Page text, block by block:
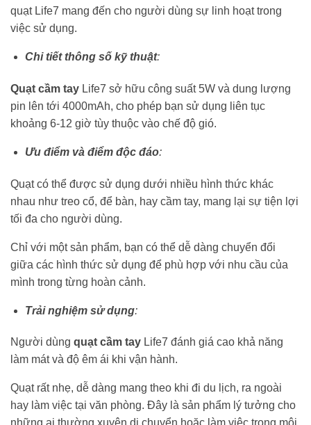
quạt Life7 mang đến cho người dùng sự linh hoạt trong
việc sử dụng.
Chi tiết thông số kỹ thuật:
Quạt cầm tay Life7 sở hữu công suất 5W và dung lượng
pin lên tới 4000mAh, cho phép bạn sử dụng liên tục
khoảng 6-12 giờ tùy thuộc vào chế độ gió.
Ưu điểm và điểm độc đáo:
Quạt có thể được sử dụng dưới nhiều hình thức khác
nhau như treo cổ, để bàn, hay cầm tay, mang lại sự tiện lợi
tối đa cho người dùng.
Chỉ với một sản phẩm, bạn có thể dễ dàng chuyển đổi
giữa các hình thức sử dụng để phù hợp với nhu cầu của
mình trong từng hoàn cảnh.
Trải nghiệm sử dụng:
Người dùng quạt cầm tay Life7 đánh giá cao khả năng
làm mát và độ êm ái khi vận hành.
Quạt rất nhẹ, dễ dàng mang theo khi đi du lịch, ra ngoài
hay làm việc tại văn phòng. Đây là sản phẩm lý tưởng cho